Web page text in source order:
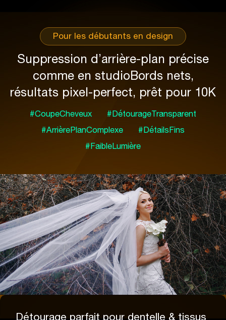
Pour les débutants en design
Suppression d’arrière-plan précise
comme en studioBords nets,
résultats pixel-perfect, prêt pour 10K
#CoupeCheveux
#DétourageTransparent
#ArrièrePlanComplexe
#DétailsFins
#FaibleLumière
Détourage parfait pour dentelle & tissus